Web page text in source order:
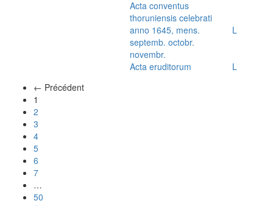
Acta conventus
thoruniensis celebrati
anno 1645, mens.
septemb. octobr.
novembr.
L
Acta eruditorum
L
← Précédent
1
2
3
4
5
6
7
…
50